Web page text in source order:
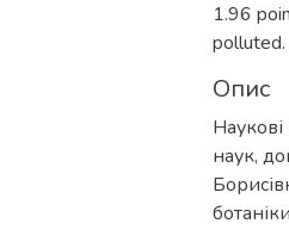
1.96
polluted.
Опис
наук,